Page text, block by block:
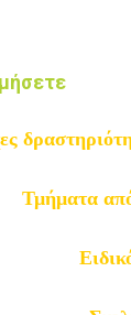
Τμήματα